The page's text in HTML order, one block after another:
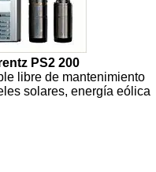
PS2 200
libre de mantenimiento
solares, energía eólica